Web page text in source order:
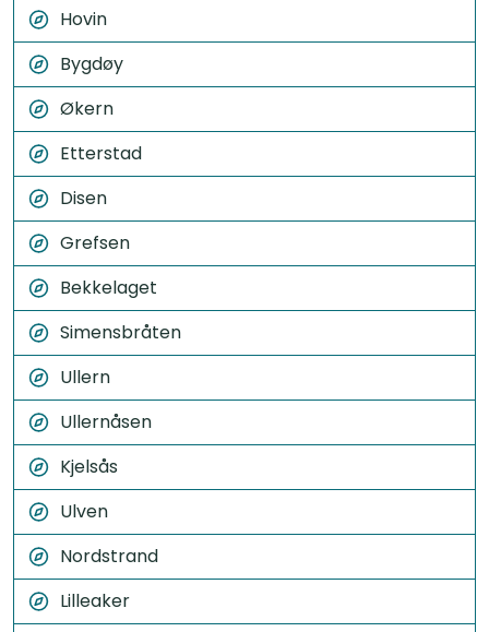
Hovin
Bygdøy
Økern
Etterstad
Disen
Grefsen
Bekkelaget
Simensbråten
Ullern
Ullernåsen
Kjelsås
Ulven
Nordstrand
Lilleaker